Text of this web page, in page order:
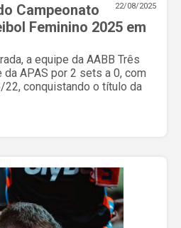
22/08/2025
Campeonato
Feminino 2025 em
a equipe da AABB Três
APAS por 2 sets a 0, com
conquistando o título da